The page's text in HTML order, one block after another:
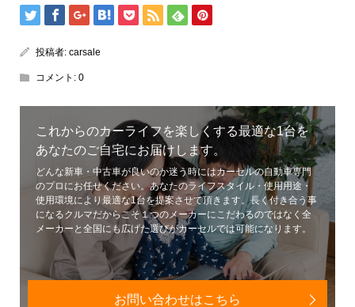
投稿者: carsale
コメント: 0
これからのカーライフを楽しくする最適な1台を
あなたのご自宅にお届けします。
どんな新車・中古車が良いのか迷う時にはカーセルの自動車専門
のプロにお任せください。あなたのライフスタイル・使用用途・
使用環境により最適な1台を提案させて頂きます。長く付き合う事
になるクルマだからこそ１つのメーカーにこだわるのではなく全
メーカーと全国にも広げた選びがカーセルでは可能になります。
お問い合わせはこちら